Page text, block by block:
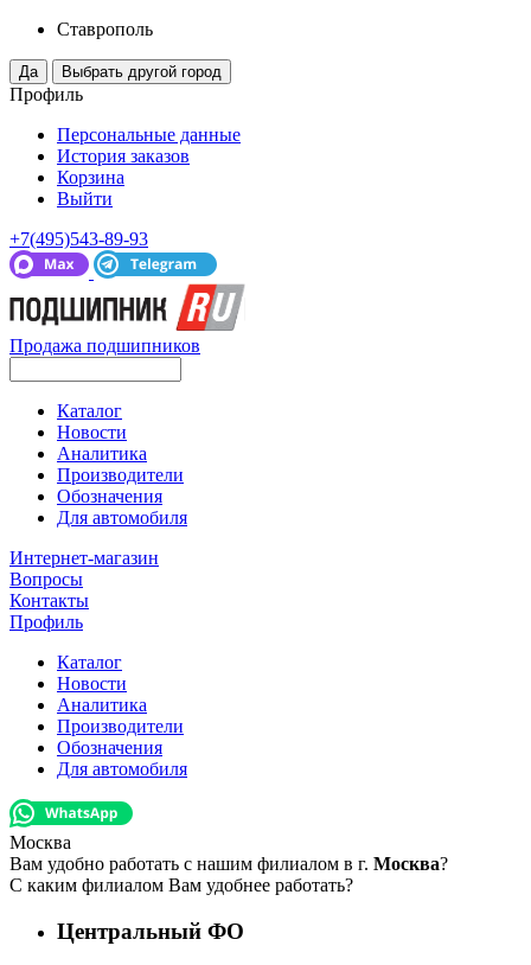
Ставрополь
Профиль
Персональные данные
История заказов
Корзина
Выйти
+7(495)543-89-93
Продажа подшипников
Каталог
Новости
Аналитика
Производители
Обозначения
Для автомобиля
Интернет-магазин
Вопросы
Контакты
Профиль
Каталог
Новости
Аналитика
Производители
Обозначения
Для автомобиля
Москва
Вам удобно работать с нашим филиалом в г. Москва?
С каким филиалом Вам удобнее работать?
Центральный ФО